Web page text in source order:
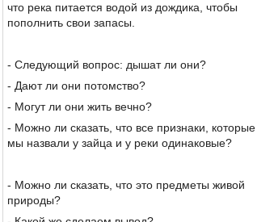
что река питается водой из дождика, чтобы
пополнить свои запасы.
- Следующий вопрос: дышат ли они?
- Дают ли они потомство?
- Могут ли они жить вечно?
- Можно ли сказать, что все признаки, которые
мы назвали у зайца и у реки одинаковые?
- Можно ли сказать, что это предметы живой
природы?